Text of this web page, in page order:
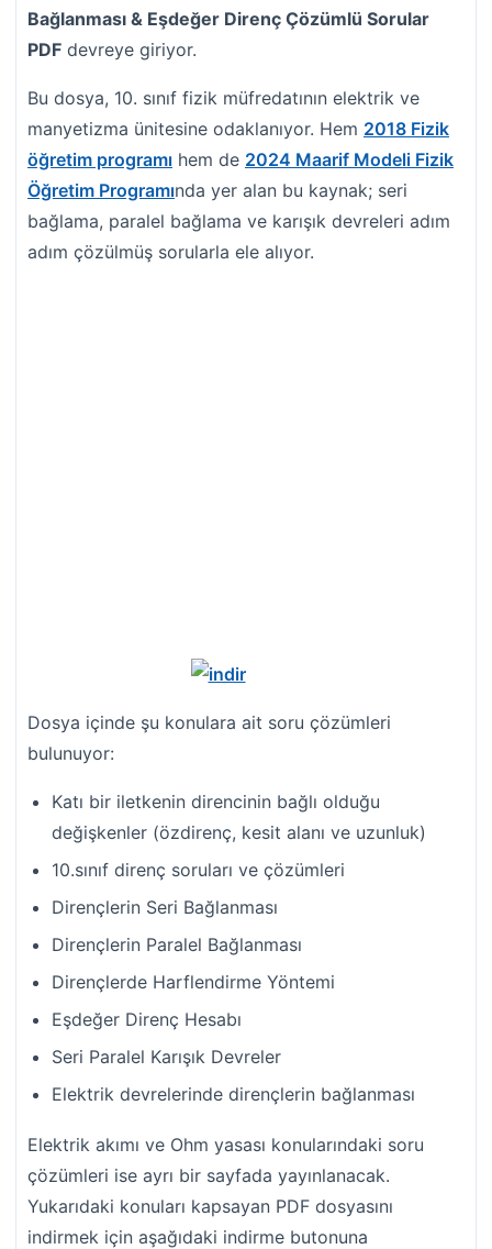
Bağlanması & Eşdeğer Direnç Çözümlü Sorular
PDF devreye giriyor.
Bu dosya, 10. sınıf fizik müfredatının elektrik ve
manyetizma ünitesine odaklanıyor. Hem 2018 Fizik
öğretim programı hem de 2024 Maarif Modeli Fizik
Öğretim Programında yer alan bu kaynak; seri
bağlama, paralel bağlama ve karışık devreleri adım
adım çözülmüş sorularla ele alıyor.
Dosya içinde şu konulara ait soru çözümleri
bulunuyor:
Katı bir iletkenin direncinin bağlı olduğu
değişkenler (özdirenç, kesit alanı ve uzunluk)
10.sınıf direnç soruları ve çözümleri
Dirençlerin Seri Bağlanması
Dirençlerin Paralel Bağlanması
Dirençlerde Harflendirme Yöntemi
Eşdeğer Direnç Hesabı
Seri Paralel Karışık Devreler
Elektrik devrelerinde dirençlerin bağlanması
Elektrik akımı ve Ohm yasası konularındaki soru
çözümleri ise ayrı bir sayfada yayınlanacak.
Yukarıdaki konuları kapsayan PDF dosyasını
indirmek için aşağıdaki indirme butonuna